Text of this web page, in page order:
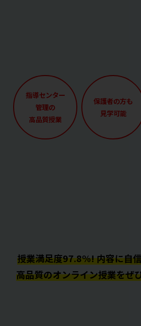
指導センター
管理の
高品質授業
保護者の方も
見学可能
授業満足度97.8%! 内容に自
高品質のオンライン授業をぜ